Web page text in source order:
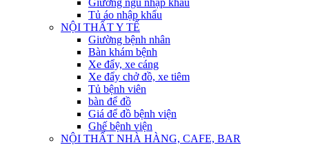
Giường ngủ nhập khẩu
Tủ áo nhập khẩu
NỘI THẤT Y TẾ
Giường bệnh nhân
Bàn khám bệnh
Xe đẩy, xe cáng
Xe đẩy chở đồ, xe tiêm
Tủ bệnh viên
bàn để đồ
Giá để đồ bệnh viện
Ghế bệnh viện
NỘI THẤT NHÀ HÀNG, CAFE, BAR